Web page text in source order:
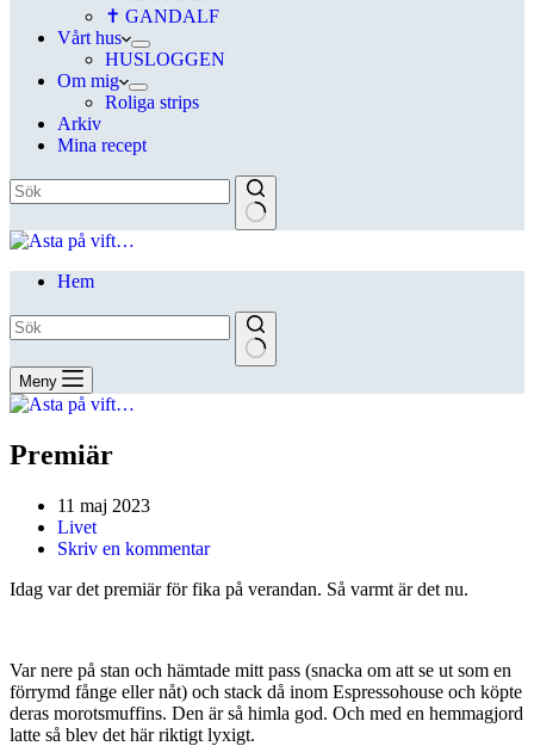
✝ GANDALF
Vårt hus
HUSLOGGEN
Om mig
Roliga strips
Arkiv
Mina recept
Hem
Meny
Premiär
11 maj 2023
Livet
Skriv en kommentar
Idag var det premiär för fika på verandan. Så varmt är det nu.
Var nere på stan och hämtade mitt pass (snacka om att se ut som en
förrymd fånge eller nåt) och stack då inom Espressohouse och köpte
deras morotsmuffins. Den är så himla god. Och med en hemmagjord
latte så blev det här riktigt lyxigt.